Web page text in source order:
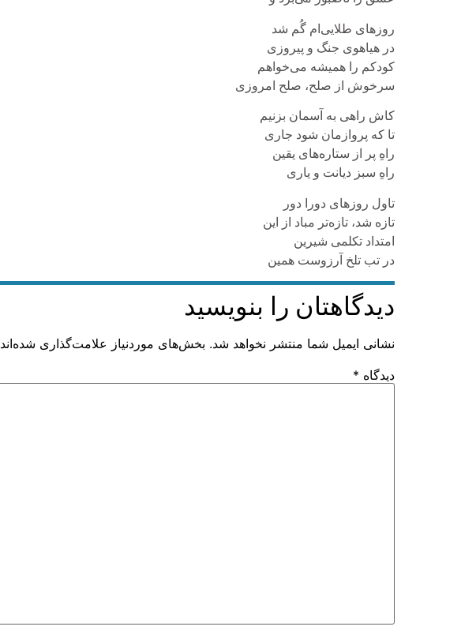
روزهای طلایی‌ام گُم شد
در هیاهوی جنگ و پیروزی
کودکم را همیشه می‌خواهم
سرخوش از صلح، صلح امروزی
کاش راهی به آسمان بزنیم
تا که پروازمان شود جاری
راهِ پر از ستاره‌هاى یقین
راهِ سبز دیانت و یاری
تاول روزهای دورا دور
تازه شد، تازه‌تر مباد از این
امتداد تکلمی شیرین
در تب تلخ آرزوست همین
دیدگاهتان را بنویسید
نشانی ایمیل شما منتشر نخواهد شد. بخش‌های موردنیاز علامت‌گذاری شده‌اند
دیدگاه *